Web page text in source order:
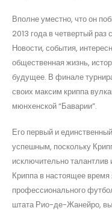
Вполне уместно, что он
2013 года в четвертый
Новости, события,
общественная жизнь,
будущее. В финале
своих максим криппа
мюнхенской “Баварии”.
Его первый и
успешным, поскольку
исключительно талантлив
Криппа в настоящее
профессионального
штата Рио-де-Жанейро,